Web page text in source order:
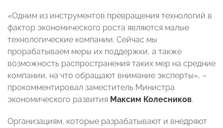
«Одним из инструментов превращения технологий в
фактор экономического роста являются малые
технологические компании. Сейчас мы
прорабатываем меры их поддержки, а также
возможность распространения таких мер на средние
компании, на что обращают внимание эксперты», –
прокомментировал заместитель Министра
экономического развития Максим Колесников.
Организациям, которые разрабатывают и внедряют